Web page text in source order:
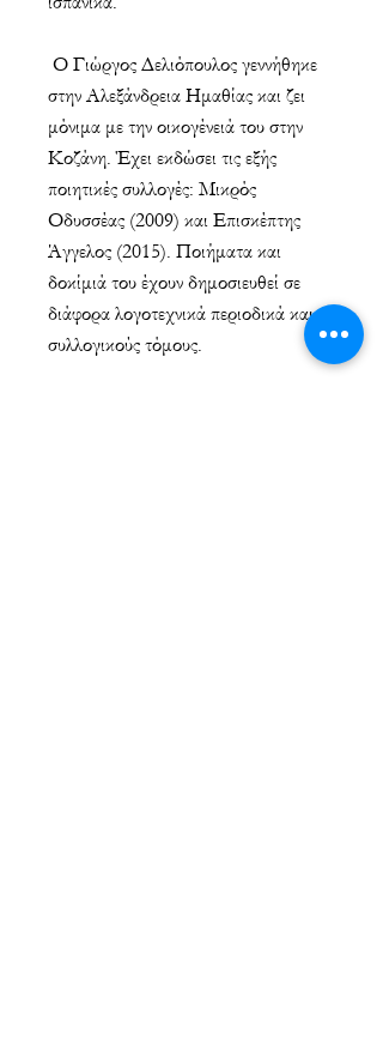
Ο Γιώργος Δελιόπουλος γεννήθηκε
στην Αλεξάνδρεια Ημαθίας και ζει
μόνιμα με την οικογένειά του στην
Κοζάνη. Έχει εκδώσει τις εξής
ποιητικές συλλογές: Μικρός
Οδυσσέας (2009) και Επισκέπτης
Άγγελος (2015). Ποιήματα και
δοκίμιά του έχουν δημοσιευθεί σε
διάφορα λογοτεχνικά περιοδικά και
συλλογικούς τόμους.